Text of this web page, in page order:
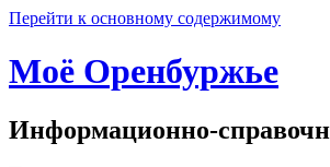
Перейти к основному содержимому
Моё Оренбуржье
Информационно-